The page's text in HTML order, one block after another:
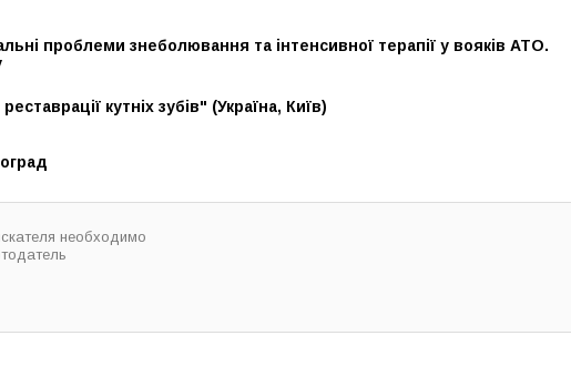
проблеми знеболювання та інтенсивної терапії у вояків АТО.
кутніх зубів" (Україна, Київ)
необходимо